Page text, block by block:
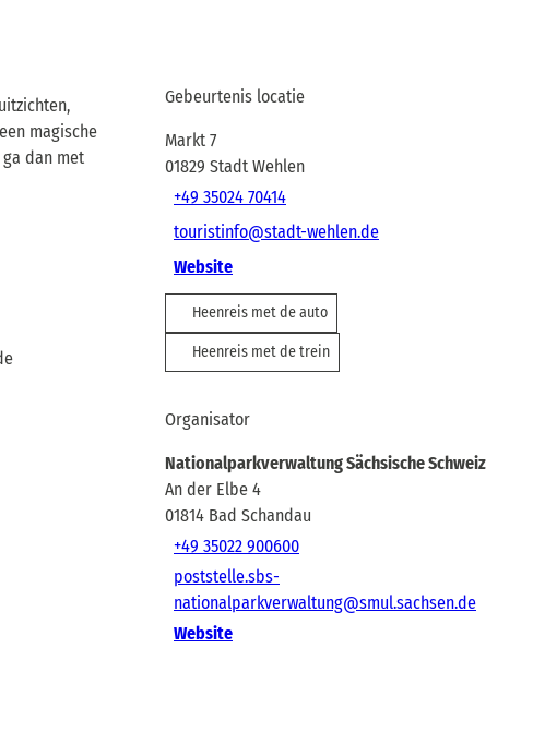
magische
dan met
Gebeurtenis locatie
Markt 7
01829 Stadt Wehlen
+49 35024 70414
touristinfo@stadt-wehlen.de
Website
Heenreis met de auto
Heenreis met de trein
Organisator
Nationalparkverwaltung Sächsische Schweiz
An der Elbe 4
01814 Bad Schandau
+49 35022 900600
poststelle.sbs-
nationalparkverwaltung@smul.sachsen.de
Website